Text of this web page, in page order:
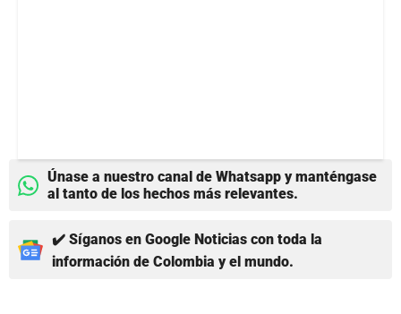
Únase a nuestro canal de Whatsapp y manténgase
al tanto de los hechos más relevantes.
✔️ Síganos en Google Noticias con toda la
información de Colombia y el mundo.